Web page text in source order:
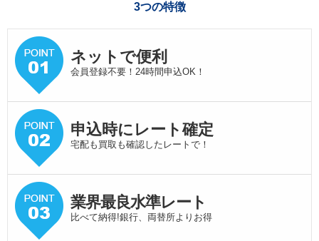
3つの特徴
ネットで便利
会員登録不要！24時間申込OK！
申込時にレート確定
宅配も買取も確認したレートで！
業界最良水準レート
比べて納得!銀行、両替所よりお得